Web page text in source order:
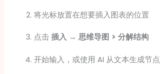
将光标放置在想要插入图表的位置
点击插入 →思维导图 > 分解结构
开始输入，或使用 AI 从文本生成节点